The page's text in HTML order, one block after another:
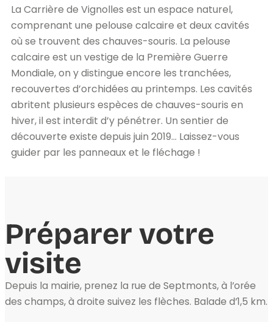
La Carrière de Vignolles est un espace naturel,
comprenant une pelouse calcaire et deux cavités
où se trouvent des chauves-souris. La pelouse
calcaire est un vestige de la Première Guerre
Mondiale, on y distingue encore les tranchées,
recouvertes d’orchidées au printemps. Les cavités
abritent plusieurs espèces de chauves-souris en
hiver, il est interdit d’y pénétrer. Un sentier de
découverte existe depuis juin 2019… Laissez-vous
guider par les panneaux et le fléchage !
Préparer votre
visite
Depuis la mairie, prenez la rue de Septmonts, à l’orée
des champs, à droite suivez les flèches. Balade d’1,5 km.